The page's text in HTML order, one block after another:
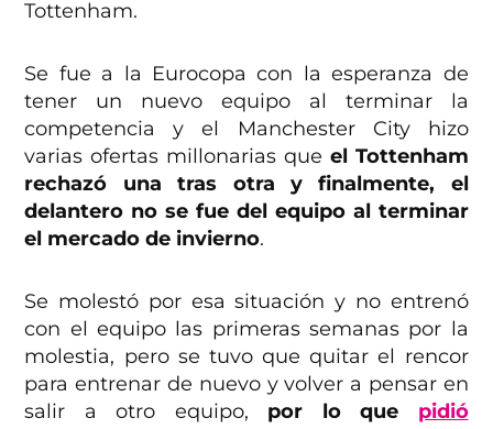
Tottenham.
Se fue a la Eurocopa con la esperanza de
tener un nuevo equipo al terminar la
competencia y el Manchester City hizo
varias ofertas millonarias que el Tottenham
rechazó una tras otra y finalmente, el
delantero no se fue del equipo al terminar
el mercado de invierno.
Se molestó por esa situación y no entrenó
con el equipo las primeras semanas por la
molestia, pero se tuvo que quitar el rencor
para entrenar de nuevo y volver a pensar en
salir a otro equipo, por lo que pidió